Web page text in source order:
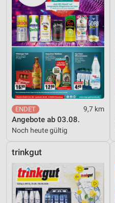
9,7 km
Angebote ab 03.08.
Noch heute gültig
trinkgut
Nicht-IAB-Verarbeitungszwecke:
Notwendig
Performance
Funktional
Werbung